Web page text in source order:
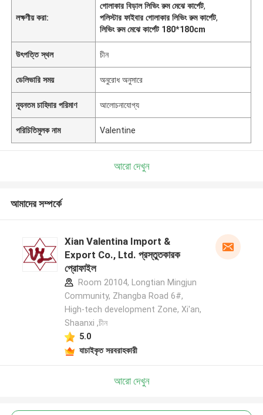
লক্ষণীয় করা:
গোলাকার বিড়াল লিভিং রুম মেঝে কার্পেট,
পলিস্টার ফাইবার গোলাকার লিভিং রুম কার্পেট,
লিভিং রুম মেঝে কার্পেট 180*180cm
উৎপত্তি স্থল চীন
ডেলিভারি সময় অনুরোধ অনুসারে
ন্যূনতম চাহিদার পরিমাণ আলোচনাযোগ্য
পরিচিতিমুলক নাম Valentine
আরো দেখুন
আমাদের সম্পর্কে
Xian Valentina Import &
Export Co., Ltd. প্রস্তুতকারক
প্রোফাইল
Room 20104, Longtian Mingjun
Community, Zhangba Road 6#,
High-tech development Zone, Xi'an,
Shaanxi ,চীন
5.0
যাচাইকৃত সরবরাহকারী
আরো দেখুন